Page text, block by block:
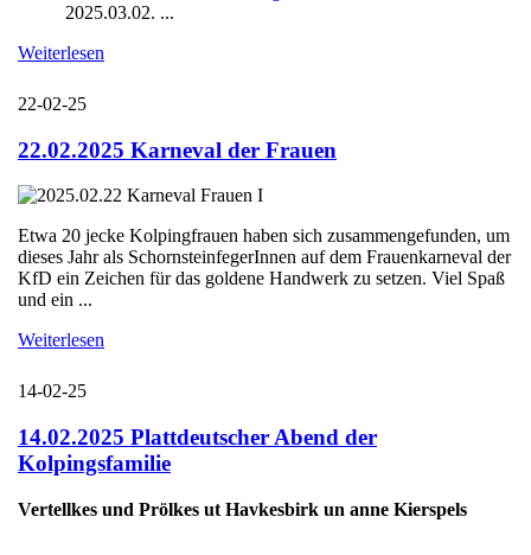
2025.03.02. ...
Weiterlesen
22-02-25
22.02.2025 Karneval der Frauen
Etwa 20 jecke Kolpingfrauen haben sich zusammengefunden, um
dieses Jahr als SchornsteinfegerInnen auf dem Frauenkarneval der
KfD ein Zeichen für das goldene Handwerk zu setzen. Viel Spaß
und ein ...
Weiterlesen
14-02-25
14.02.2025 Plattdeutscher Abend der
Kolpingsfamilie
Vertellkes und Prölkes ut Havkesbirk un anne Kierspels